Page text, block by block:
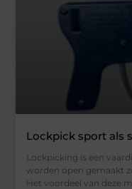
Lockpick sport als
Lockpicking is een
worden open gemaakt
Het voordeel van deze